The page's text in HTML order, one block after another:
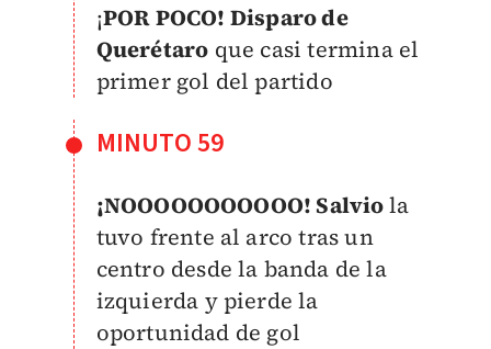
¡POR POCO! Disparo de
Querétaro que casi termina el
primer gol del partido
MINUTO 59
¡NOOOOOOOOOOO! Salviola
tuvo frente al arco tras un
centro desde la banda de la
izquierda y pierde la
oportunidad de gol